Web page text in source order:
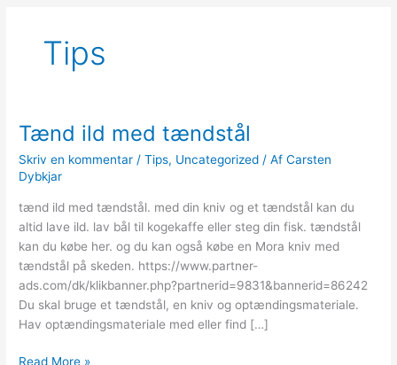
Tips
Tænd ild med tændstål
Skriv en kommentar /Tips, Uncategorized / AfCarsten
Dybkjar
tænd ild med tændstål. med din kniv og et tændstål kan du
altid lave ild. lav bål til kogekaffe eller steg din fisk. tændstål
kan du købe her. og du kan også købe en Mora kniv med
tændstål på skeden. https://www.partner-
ads.com/dk/klikbanner.php?partnerid=9831&bannerid=86242
Du skal bruge et tændstål, en kniv og optændingsmateriale.
Hav optændingsmateriale med eller find […]
Tænd
Read More »